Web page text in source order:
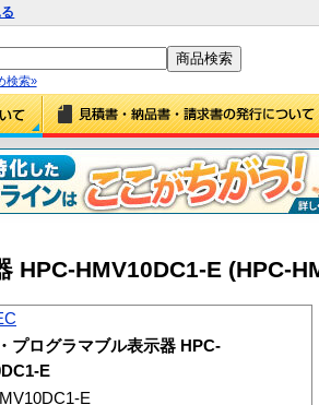
検索»
HPC-HMV10DC1-E (HPC-
プログラマブル表示器 HPC-
E
E